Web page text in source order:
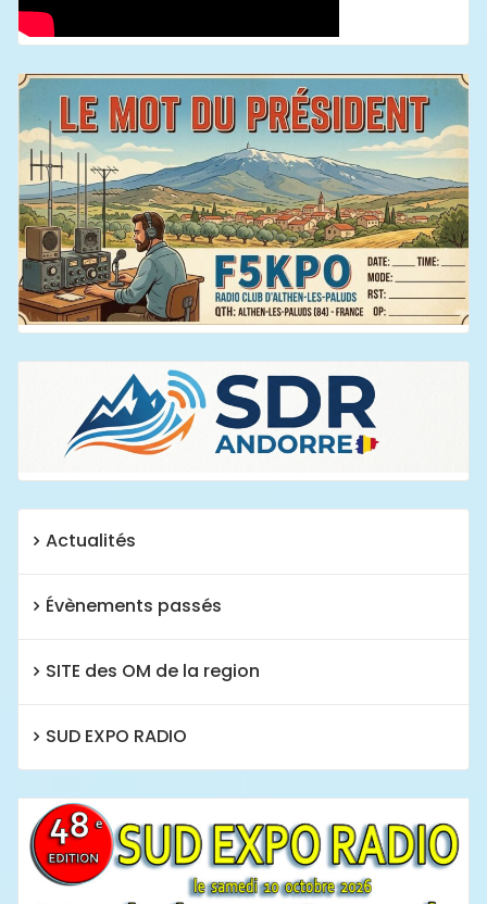
Actualités
Évènements passés
SITE des OM de la region
SUD EXPO RADIO